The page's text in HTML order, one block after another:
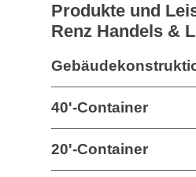
Produkte und
Renz Handels &
40'-Container
20'-Container